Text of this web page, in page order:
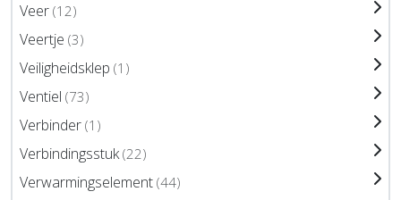
Veer (12)
Veertje (3)
Veiligheidsklep (1)
Ventiel (73)
Verbinder (1)
Verbindingsstuk(22)
Verwarmingselement (44)